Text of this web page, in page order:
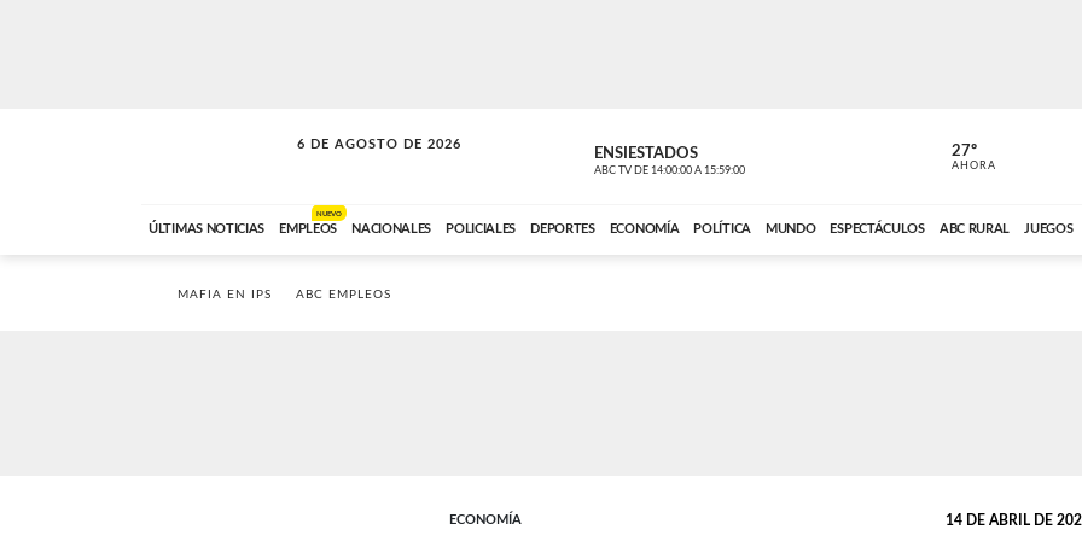
6 DE AGOSTO DE 2026
VITAMINAS ENSIESTADOS
ABC TV DE 14:00:00 A 15:59:00 ABC CARDINAL
27º
AHORA
ÚLTIMAS NOTICIAS EMPLEOS
NUEVO
NACIONALES POLICIALES DEPORTES ECONOMÍA POLÍTICA MUNDO ESPECTÁCULOS ABC RURAL JUEGOS
MAFIA EN IPS ABC EMPLEOS
ECONOMÍA 14 DE ABRIL DE